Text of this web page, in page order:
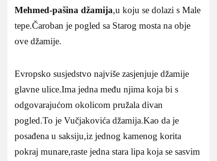
Mehmed-pašina džamija,u koju se dolazi s Male
tepe.Čaroban je pogled sa Starog mosta na obje
ove džamije.
Evropsko susjedstvo najviše zasjenjuje džamije
glavne ulice.Ima jedna među njima koja bi s
odgovarajućom okolicom pružala divan
pogled.To je Vučjakovića džamija.Kao da je
posađena u saksiju,iz jednog kamenog korita
pokraj munare,raste jedna stara lipa koja se sasvim